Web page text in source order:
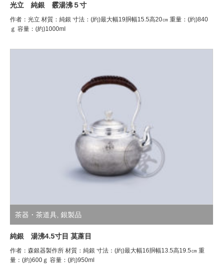
光立 純銀 霰湯沸５寸
作者：光立 材質：純銀 寸法：(約)最大幅19胴幅15.5高20㎝ 重量：(約)840
ｇ 容量：(約)1000ml
茶器・茶道具 銀製品
純銀 湯沸4.5寸目 茣蓙目
作者：森銀器製作所 材質：純銀 寸法：(約)最大幅16胴幅13.5高19.5㎝ 重
量：(約)600ｇ 容量：(約)950ml